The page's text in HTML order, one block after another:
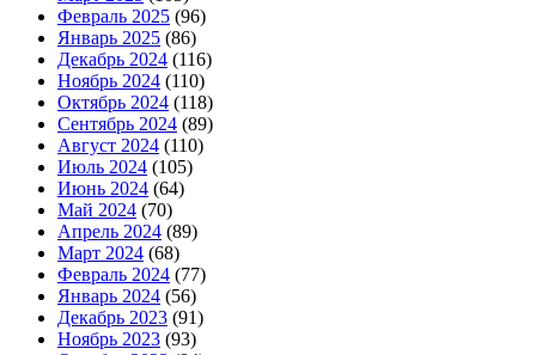
Февраль 2025 (96)
Январь 2025 (86)
Декабрь 2024 (116)
Ноябрь 2024 (110)
Октябрь 2024 (118)
Сентябрь 2024 (89)
Август 2024 (110)
Июль 2024 (105)
Июнь 2024 (64)
Май 2024 (70)
Апрель 2024 (89)
Март 2024 (68)
Февраль 2024 (77)
Январь 2024 (56)
Декабрь 2023 (91)
Ноябрь 2023 (93)